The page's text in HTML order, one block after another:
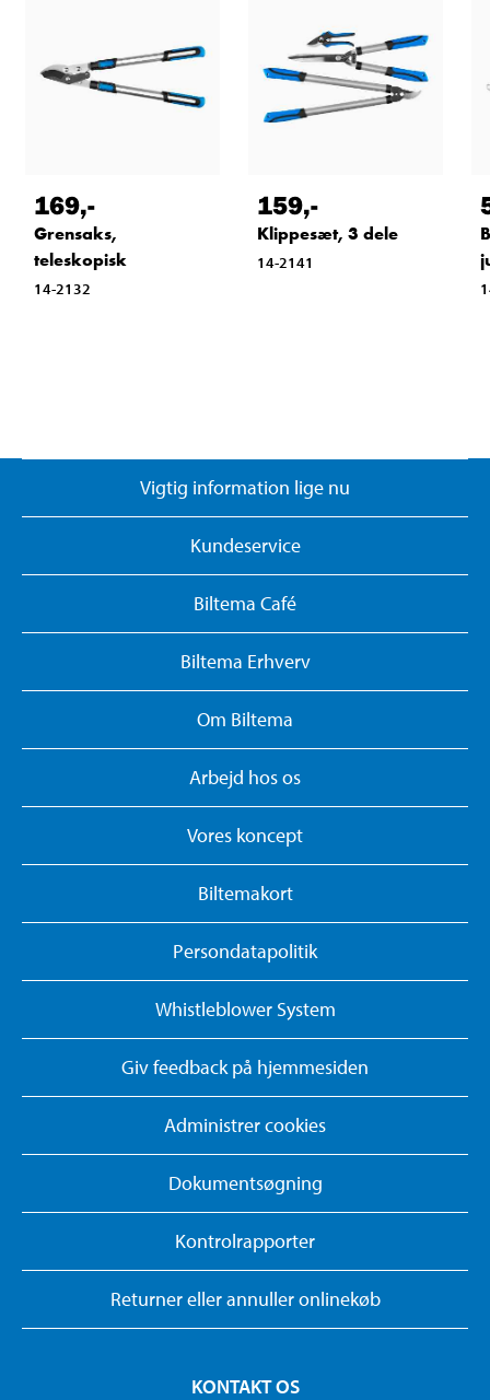
169,-
Grensaks,
teleskopisk
14-2132
159,-
Klippesæt, 3 dele
14-2141
Vigtig information lige nu
Kundeservice
Biltema Café
Biltema Erhverv
Om Biltema
Arbejd hos os
Vores koncept
Biltemakort
Persondatapolitik
Whistleblower System
Giv feedback på hjemmesiden
Administrer cookies
Dokumentsøgning
Kontrolrapporter
Returner eller annuller onlinekøb
KONTAKT OS